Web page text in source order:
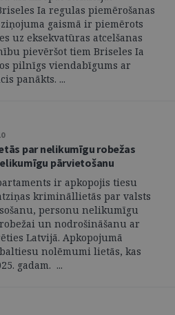
Ia regulas piemērošanas
gaismā ir piemērots
uz eksekvatūras atcelšanas
pievēršot tiem Briseles Ia
pilnīgs viendabīgums ar
panākts. ...
par nelikumīgu robežas
pārvietošanu
ir apkopojis tiesu
krimināllietās par valsts
personu nelikumīgu
un nodrošināšanu ar
Latvijā. Apkopojumā
nolēmumi lietās, kas
gadam. ...